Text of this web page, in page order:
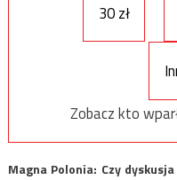
30 zł
Zobacz kto
Magna Polonia: ​Czy